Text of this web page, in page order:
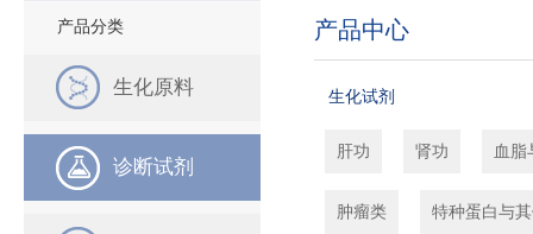
产品分类
生化原料
诊断试剂
产品中心
生化试剂
肝功 肾功 血脂
肿瘤类 特种蛋白与